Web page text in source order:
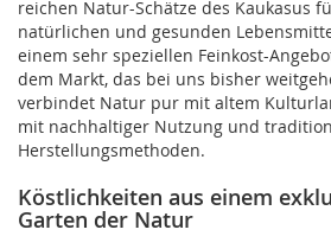
reichen Natur-Schätze des Kaukasus
natürlichen und gesunden
einem sehr speziellen Feinkost-
dem Markt, das bei uns bisher
verbindet Natur pur mit altem
mit nachhaltiger Nutzung und
Herstellungsmethoden.
Köstlichkeiten aus einem
Garten der Natur